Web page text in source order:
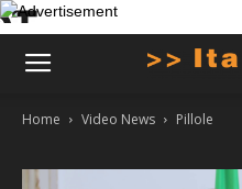
Home Video News Pillole